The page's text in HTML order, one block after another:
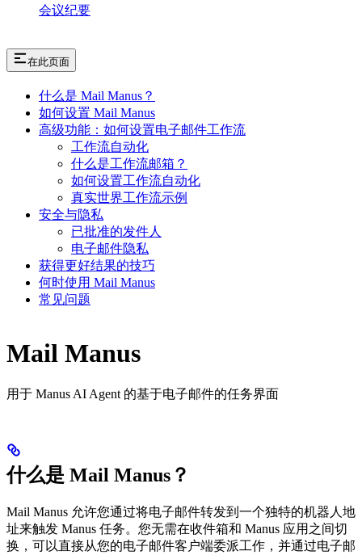
会议纪要
在此页面
什么是 Mail Manus？
如何设置 Mail Manus
高级功能：如何设置电子邮件工作流
工作流自动化
什么是工作流邮箱？
如何设置工作流自动化
真实世界工作流示例
安全与隐私
已批准的发件人
电子邮件隐私
获得更好结果的技巧
何时使用 Mail Manus
常见问题
Mail Manus
用于 Manus AI Agent 的基于电子邮件的任务界面
什么是 Mail Manus？
Mail Manus 允许您通过将电子邮件转发到一个独特的机器人地
址来触发 Manus 任务。您无需在收件箱和 Manus 应用之间切
换，可以直接从您的电子邮件客户端委派工作，并通过电子邮